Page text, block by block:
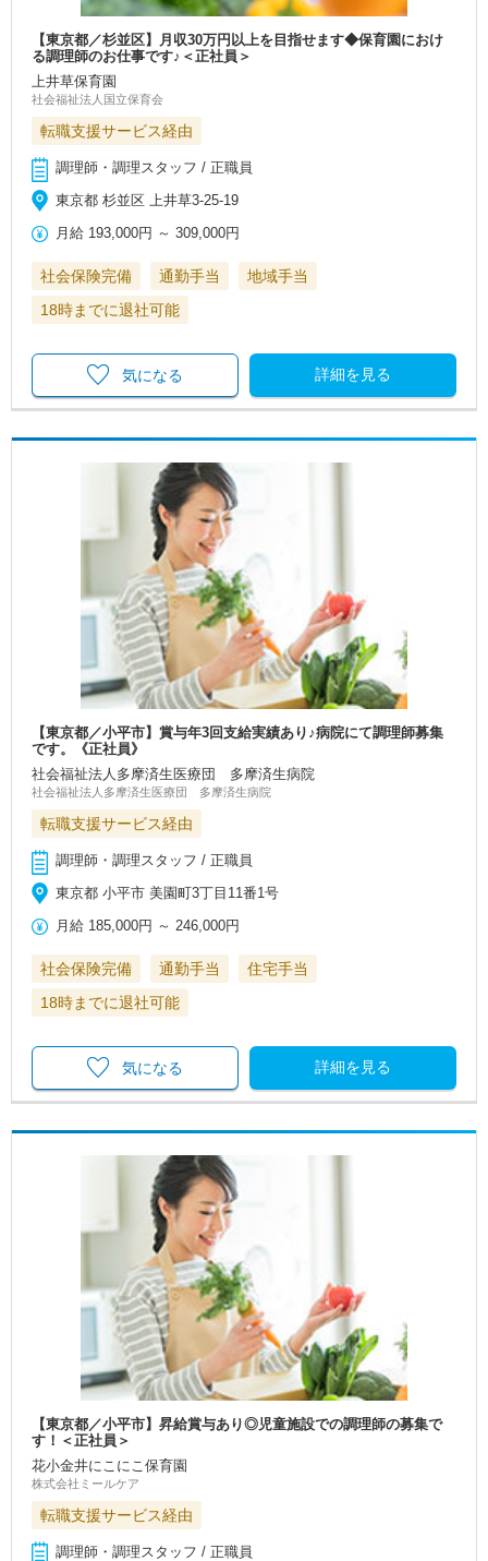
【東京都／杉並区】月収30万円以上を目指せます◆保育園におけ
る調理師のお仕事です♪＜正社員＞
上井草保育園
社会福祉法人国立保育会
転職支援サービス経由
調理師・調理スタッフ / 正職員
東京都 杉並区 上井草3-25-19
月給 193,000円 ～309,000円
社会保険完備 通勤手当
地域手当
18時までに退社可能
詳細を見る
気になる
【東京都／小平市】賞与年3回支給実績あり♪病院にて調理師募集
です。《正社員》
社会福祉法人多摩済生医療団 多摩済生病院
社会福祉法人多摩済生医療団 多摩済生病院
転職支援サービス経由
調理師・調理スタッフ / 正職員
東京都 小平市 美園町3丁目11番1号
月給 185,000円 ～ 246,000円
社会保険完備 通勤手当
住宅手当
18時までに退社可能
詳細を見る
気になる
【東京都／小平市】昇給賞与あり◎児童施設での調理師の募集で
す！＜正社員＞
花小金井にこにこ保育園
株式会社ミールケア
転職支援サービス経由
調理師・調理スタッフ / 正職員